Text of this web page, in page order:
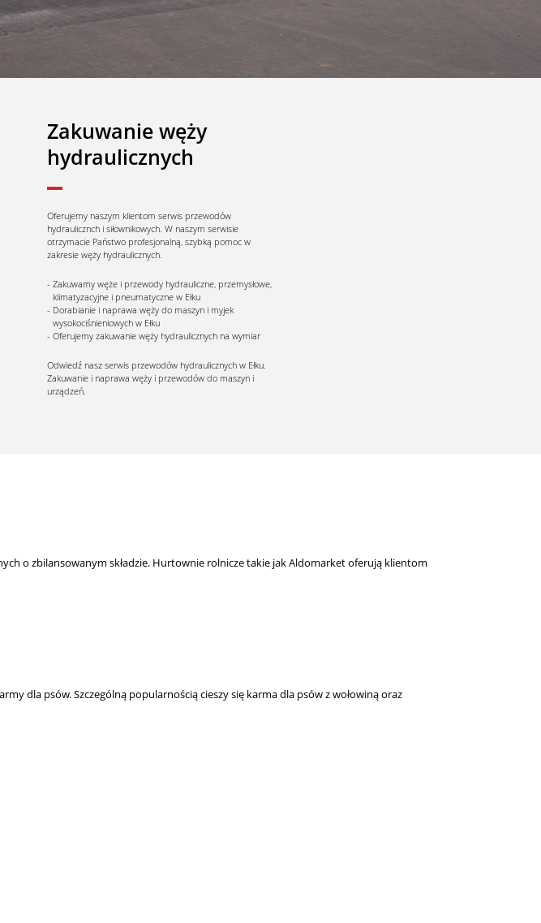
Zakuwanie węży
hydraulicznych
Oferujemy naszym klientom serwis przewodów
hydraulicznch i siłownikowych. W naszym serwisie
otrzymacie Państwo profesjonalną, szybką pomoc w
zakresie węży hydraulicznych.
Zakuwamy węże i przewody hydrauliczne, przemysłowe,
klimatyzacyjne i pneumatyczne w Ełku
Dorabianie i naprawa węży do maszyn i myjek
wysokociśnieniowych w Ełku
Oferujemy zakuwanie węży hydraulicznych na wymiar
Odwiedź nasz serwis przewodów hydraulicznych w Ełku.
Zakuwanie i naprawa węży i przewodów do maszyn i
urządzeń.
o zbilansowanym składzie. Hurtownie rolnicze takie jak Aldomarket oferują klientom
dla psów. Szczególną popularnością cieszy się karma dla psów z wołowiną oraz